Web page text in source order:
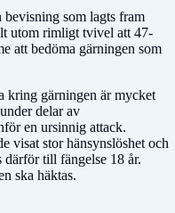
bevisning som lagts fram
utom rimligt tvivel att 47-
att bedöma gärn­ingen som
kring gärningen är mycket
delar av
en ursinnig attack.
visat stor hänsynslöshet och
därför till fängelse 18 år.
ska häktas.